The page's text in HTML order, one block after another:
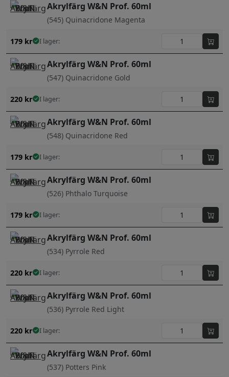
Akrylfärg W&N Prof. 60ml
(545) Quinacridone Magenta
179 kr I lager:
Akrylfärg W&N Prof. 60ml
(547) Quinacridone Gold
220 kr I lager:
Akrylfärg W&N Prof. 60ml
(548) Quinacridone Red
179 kr I lager:
Akrylfärg W&N Prof. 60ml
(526) Phthalo Turquoise
179 kr I lager:
Akrylfärg W&N Prof. 60ml
(534) Pyrrole Red
220 kr I lager:
Akrylfärg W&N Prof. 60ml
(536) Pyrrole Red Light
220 kr I lager:
Akrylfärg W&N Prof. 60ml
(537) Potters Pink